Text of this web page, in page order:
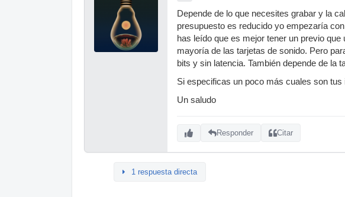
Depende de lo que necesites grabar y la
presupuesto es reducido yo empezaría
has leído que es mejor tener un previo
mayoría de las tarjetas de sonido. Pero
bits y sin latencia. También depende de la
Si especificas un poco más cuales son
Un saludo
Responder Citar
1 respuesta directa